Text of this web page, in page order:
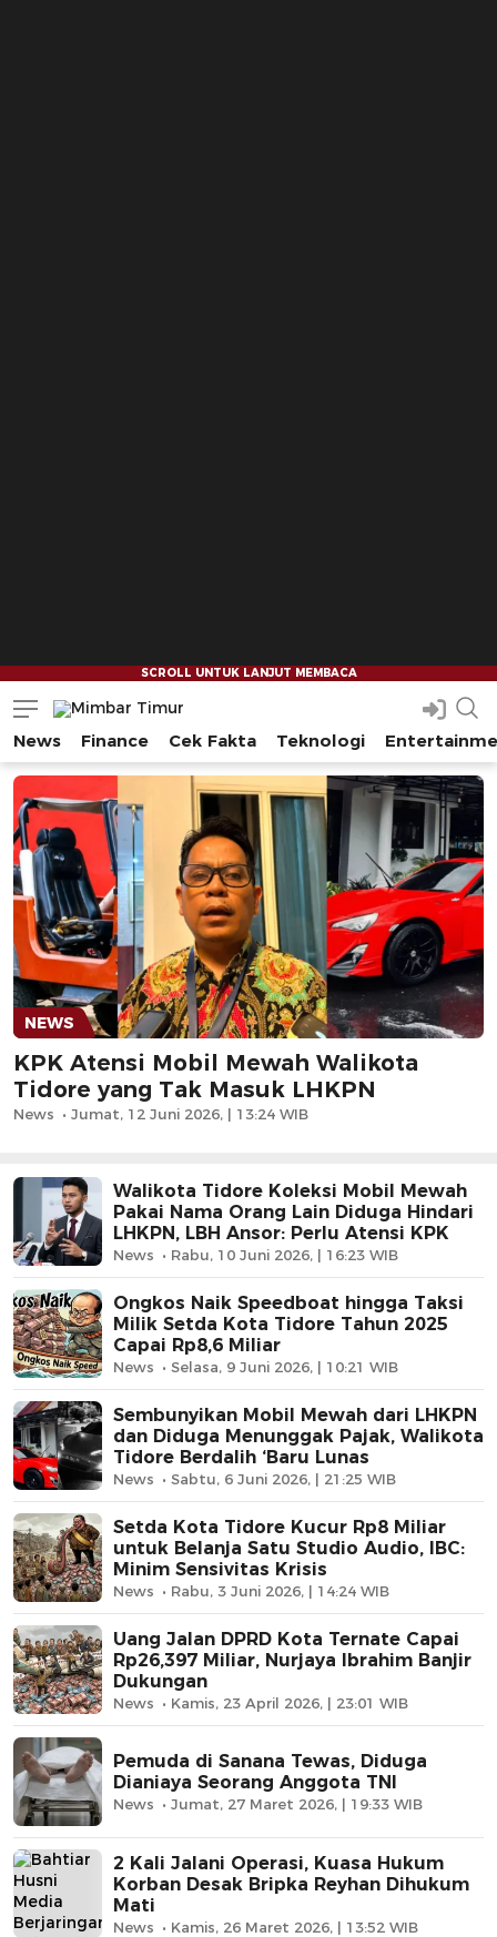
Mimbar Timur
Media Berjaringan Indonesia Timur
News Finance Cek Fakta Teknologi
NEWS
KPK Atensi Mobil Mewah Walikota
Tidore yang Tak Masuk LHKPN
News Jumat, 12 Juni 2026, | 13:24 WIB
Walikota Tidore Koleksi Mobil Mewah
Pakai Nama Orang Lain Diduga Hindari
LHKPN, LBH Ansor: Perlu Atensi KPK
News Rabu, 10 Juni 2026, | 16:23 WIB
Ongkos Naik Speedboat hingga Taksi
Milik Setda Kota Tidore Tahun 2025
Capai Rp8,6 Miliar
News Selasa, 9 Juni 2026, | 10:21 WIB
Sembunyikan Mobil Mewah dari LHKPN
dan Diduga Menunggak Pajak, Walikota
Tidore Berdalih ‘Baru Lunas
News Sabtu, 6 Juni 2026, | 21:25 WIB
Setda Kota Tidore Kucur Rp8 Miliar
untuk Belanja Satu Studio Audio, IBC:
Minim Sensivitas Krisis
News Rabu, 3 Juni 2026, | 14:24 WIB
Uang Jalan DPRD Kota Ternate Capai
Rp26,397 Miliar, Nurjaya Ibrahim Banjir
Dukungan
News Kamis, 23 April 2026, | 23:01 WIB
Pemuda di Sanana Tewas, Diduga
Dianiaya Seorang Anggota TNI
News Jumat, 27 Maret 2026, | 19:33 WIB
2 Kali Jalani Operasi, Kuasa Hukum
Korban Desak Bripka Reyhan Dihukum
Mati
News Kamis, 26 Maret 2026, | 13:52 WIB